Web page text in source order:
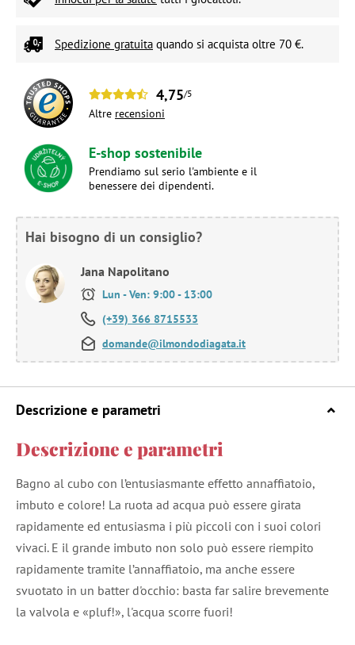
Spedizione gratuita quando si acquista oltre 70 €.
4,75/5
Altre recensioni
E-shop sostenibile
Prendiamo sul serio l'ambiente e il
benessere dei dipendenti.
Hai bisogno di un consiglio?
Jana Napolitano
Lun - Ven: 9:00 - 13:00
(+39) 366 8715533
domande@ilmondodiagata.it
Descrizione e parametri
Descrizione e parametri
Bagno al cubo con l’entusiasmante effetto annaffiatoio,
imbuto e colore! La ruota ad acqua può essere girata
rapidamente ed entusiasma i più piccoli con i suoi colori
vivaci. E il grande imbuto non solo può essere riempito
rapidamente tramite l’annaffiatoio, ma anche essere
svuotato in un batter d'occhio: basta far salire brevemente
la valvola e «pluf!», l'acqua scorre fuori!